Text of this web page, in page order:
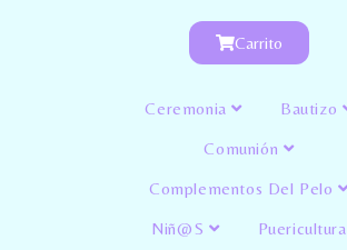
Carrito
Ceremonia Bautizo
Comunión
Complementos Del Pelo
Niñ@s Puericultura